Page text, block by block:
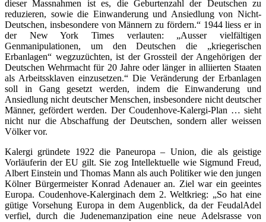
dieser Massnahmen ist es, die Geburtenzahl der Deutschen zu
reduzieren, sowie die Einwanderung und Ansiedlung von Nicht-
Deutschen, insbesondere von Männern zu fördern.“ 1944 liess er in
der New York Times verlauten: „Ausser vielfältigen
Genmanipulationen, um den Deutschen die „kriegerischen
Erbanlagen“ wegzuzüchten, ist der Grossteil der Angehörigen der
Deutschen Wehrmacht für 20 Jahre oder länger in alliierten Staaten
als Arbeitssklaven einzusetzen.“ Die Veränderung der Erbanlagen
soll in Gang gesetzt werden, indem die Einwanderung und
Ansiedlung nicht deutscher Menschen, insbesondere nicht deutscher
Männer, gefördert werden. Der Coudenhove-Kalergi-Plan … sieht
nicht nur die Abschaffung der Deutschen, sondern aller weissen
Völker vor.
Kalergi gründete 1922 die Paneuropa – Union, die als geistige
Vorläuferin der EU gilt. Sie zog Intellektuelle wie Sigmund Freud,
Albert Einstein und Thomas Mann als auch Politiker wie den jungen
Kölner Bürgermeister Konrad Adenauer an. Ziel war ein geeintes
Europa. Coudenhove-Kalerginach dem 2. Weltkrieg: „So hat eine
gütige Vorsehung Europa in dem Augenblick, da der FeudalAdel
verfiel, durch die Judenemanzipation eine neue Adelsrasse von